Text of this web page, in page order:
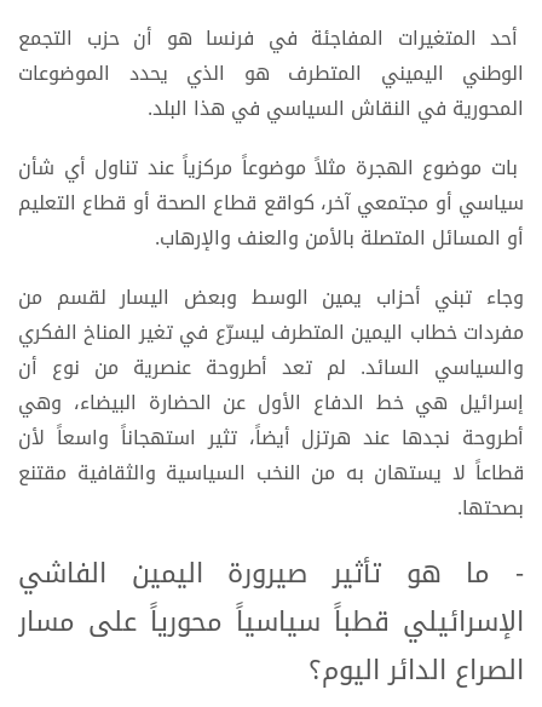
أحد المتغيرات المفاجئة في فرنسا هو أن حزب التجمع
الوطني اليميني المتطرف هو الذي يحدد الموضوعات
المحورية في النقاش السياسي في هذا البلد.
بات موضوع الهجرة مثلاً موضوعاً مركزياً عند تناول أي شأن
سياسي أو مجتمعي آخر، كواقع قطاع الصحة أو قطاع التعليم
أو المسائل المتصلة بالأمن والعنف والإرهاب.
وجاء تبني أحزاب يمين الوسط وبعض اليسار لقسم من
مفردات خطاب اليمين المتطرف ليسرّع في تغير المناخ الفكري
والسياسي السائد. لم تعد أطروحة عنصرية من نوع أن
إسرائيل هي خط الدفاع الأول عن الحضارة البيضاء، وهي
أطروحة نجدها عند هرتزل أيضاً، تثير استهجاناً واسعاً لأن
قطاعاً لا يستهان به من النخب السياسية والثقافية مقتنع
بصحتها.
- ما هو تأثير صيرورة اليمين الفاشي
الإسرائيلي قطباً سياسياً محورياً على مسار
الصراع الدائر اليوم؟